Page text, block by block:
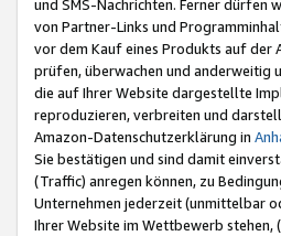
und SMS-Nachrichten. Ferner dürfen
von Partner-Links und
vor dem Kauf eines Produkts auf der
prüfen, überwachen und anderweitig
die auf Ihrer Website dargestellte
reproduzieren, verbreiten und
Amazon-Datenschutzerklärung in
Sie bestätigen und sind damit
(Traffic) anregen können, zu
Unternehmen jederzeit (unmittelbar
Ihrer Website im Wettbewerb stehen,